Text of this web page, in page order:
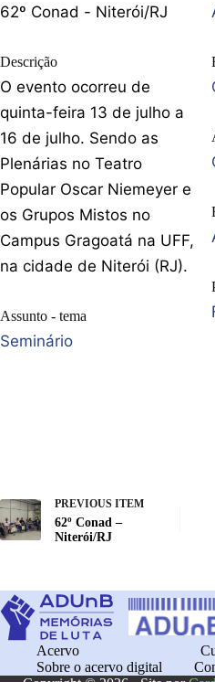
62º Conad - Niterói/RJ
Descrição
O evento ocorreu de
quinta-feira 13 de julho a
16 de julho. Sendo as
Plenárias no Teatro
Popular Oscar Niemeyer e
os Grupos Mistos no
Campus Gragoatá na UFF,
na cidade de Niterói (RJ).
Assunto - tema
Seminário
PREVIOUS ITEM
62º Conad –
Niterói/RJ
Acervo
Sobre o acervo digital